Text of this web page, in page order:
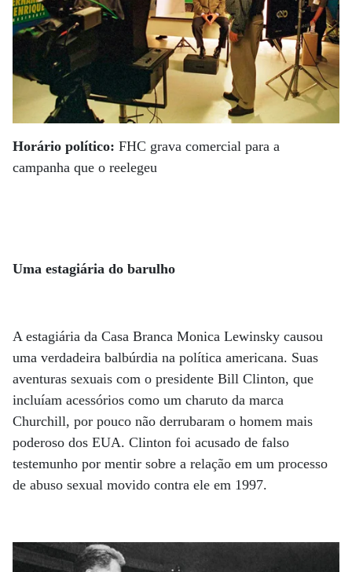
Horário político: FHC grava comercial para a
campanha que o reelegeu
Uma estagiária do barulho
A estagiária da Casa Branca Monica Lewinsky causou
uma verdadeira balbúrdia na política americana. Suas
aventuras sexuais com o presidente Bill Clinton, que
incluíam acessórios como um charuto da marca
Churchill, por pouco não derrubaram o homem mais
poderoso dos EUA. Clinton foi acusado de falso
testemunho por mentir sobre a relação em um processo
de abuso sexual movido contra ele em 1997.